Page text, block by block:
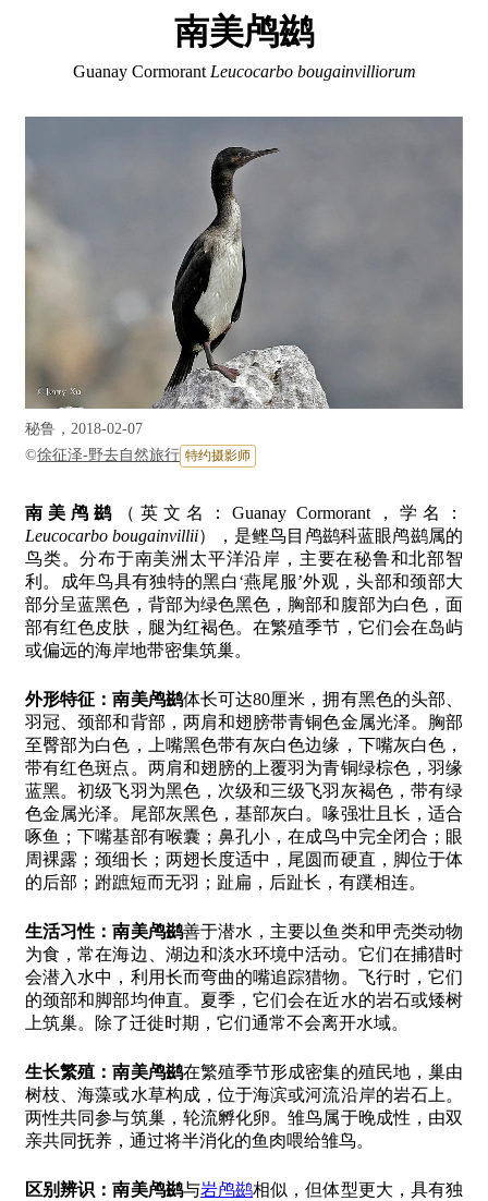
南美鸬鹚
Guanay Cormorant Leucocarbo bougainvilliorum
秘鲁，2018-02-07
©徐征泽-野去自然旅行 特约摄影师
南美鸬鹚
（英文名：Guanay Cormorant，学名：
Leucocarbo bougainvillii），是鲣鸟目鸬鹚科蓝眼鸬鹚属的
鸟类。分布于南美洲太平洋沿岸，主要在秘鲁和北部智
利。成年鸟具有独特的黑白‘燕尾服’外观，头部和颈部大
部分呈蓝黑色，背部为绿色黑色，胸部和腹部为白色，面
部有红色皮肤，腿为红褐色。在繁殖季节，它们会在岛屿
或偏远的海岸地带密集筑巢。
外形特征：南美鸬鹚体长可达80厘米，拥有黑色的头部、
羽冠、颈部和背部，两肩和翅膀带青铜色金属光泽。胸部
至臀部为白色，上嘴黑色带有灰白色边缘，下嘴灰白色，
带有红色斑点。两肩和翅膀的上覆羽为青铜绿棕色，羽缘
蓝黑。初级飞羽为黑色，次级和三级飞羽灰褐色，带有绿
色金属光泽。尾部灰黑色，基部灰白。喙强壮且长，适合
啄鱼；下嘴基部有喉囊；鼻孔小，在成鸟中完全闭合；眼
周裸露；颈细长；两翅长度适中，尾圆而硬直，脚位于体
的后部；跗蹠短而无羽；趾扁，后趾长，有蹼相连。
生活习性：南美鸬鹚善于潜水，主要以鱼类和甲壳类动物
为食，常在海边、湖边和淡水环境中活动。它们在捕猎时
会潜入水中，利用长而弯曲的嘴追踪猎物。飞行时，它们
的颈部和脚部均伸直。夏季，它们会在近水的岩石或矮树
上筑巢。除了迁徙时期，它们通常不会离开水域。
生长繁殖：南美鸬鹚在繁殖季节形成密集的殖民地，巢由
树枝、海藻或水草构成，位于海滨或河流沿岸的岩石上。
两性共同参与筑巢，轮流孵化卵。雏鸟属于晚成性，由双
亲共同抚养，通过将半消化的鱼肉喂给雏鸟。
区别辨识：南美鸬鹚与岩鸬鹚相似，但体型更大，具有独